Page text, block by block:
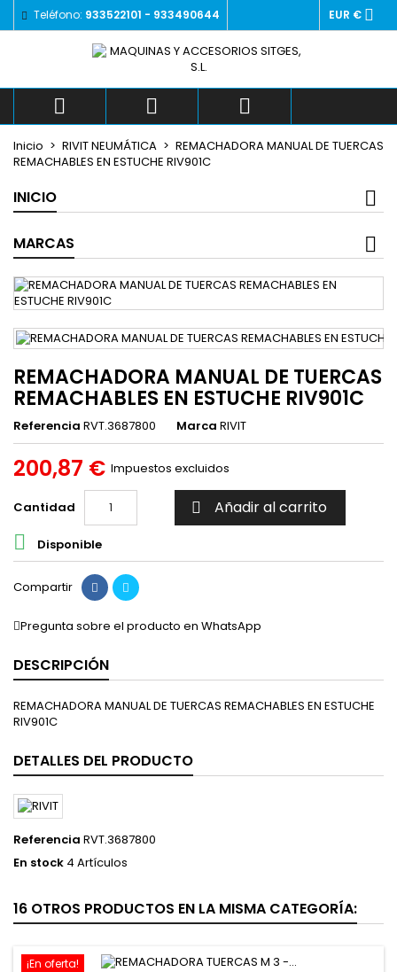
Teléfono: 933522101 - 933490644 EUR € 
  
Inicio RIVIT NEUMÁTICA
REMACHADORA MANUAL DE TUERCAS
REMACHABLES EN ESTUCHE RIV901C
INICIO
MARCAS
REMACHADORA MANUAL DE TUERCAS
REMACHABLES EN ESTUCHE RIV901C
Referencia RVT.3687800 Marca RIVIT
200,87 € Impuestos excluidos
Cantidad  Añadir al carrito
 Disponible
Compartir
Pregunta sobre el producto en WhatsApp
DESCRIPCIÓN
REMACHADORA MANUAL DE TUERCAS REMACHABLES EN ESTUCHE
RIV901C
DETALLES DEL PRODUCTO
Referencia RVT.3687800
En stock 4 Artículos
16 OTROS PRODUCTOS EN LA MISMA CATEGORÍA:
¡En oferta!